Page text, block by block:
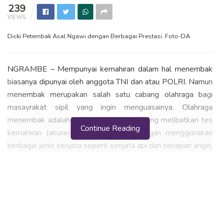
239
VIEWS
Dicki Petembak Asal Ngawi dengan Berbagai Prestasi. Foto-DA
NGRAMBE – Mempunyai kemahiran dalam hal menembak
biasanya dipunyai oleh anggota TNI dan atau POLRI. Namun
menembak merupakan salah satu cabang olahraga bagi
masayrakat sipil yang ingin menguasainya. Olahraga
menembak adalah olahraga kompetitif yang melibatkan tes
kemahiran (akurasi dan kecepatan) dengan menggunakan
berbagai jenis senjata seperti senjata api dan senapan angin.
Continue Reading